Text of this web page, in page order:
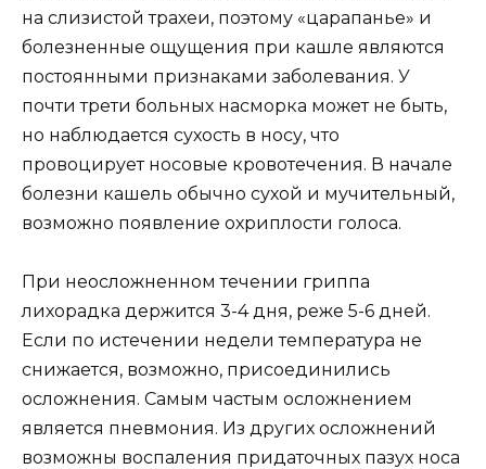
на слизистой трахеи, поэтому «царапанье» и
болезненные ощущения при кашле являются
постоянными признаками заболевания. У
почти трети больных насморка может не быть,
но наблюдается сухость в носу, что
провоцирует носовые кровотечения. В начале
болезни кашель обычно сухой и мучительный,
возможно появление охриплости голоса.
При неосложненном течении гриппа
лихорадка держится 3-4 дня, реже 5-6 дней.
Если по истечении недели температура не
снижается, возможно, присоединились
осложнения. Самым частым осложнением
является пневмония. Из других осложнений
возможны воспаления придаточных пазух носа